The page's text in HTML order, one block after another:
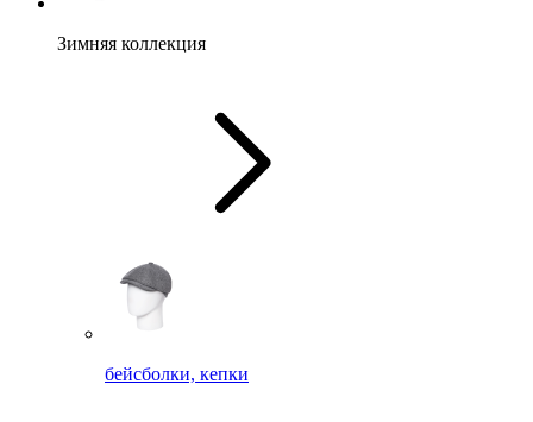
Зимняя коллекция
бейсболки, кепки